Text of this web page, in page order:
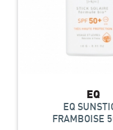
EQ
EQ
FRAMBOISE